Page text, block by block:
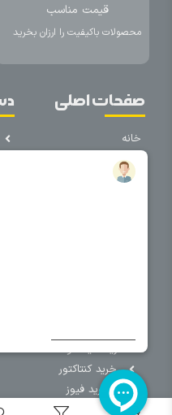
قیمت مناسب
محصولات باکیفیت را ارزان بخرید
صفحات اصلی
خانه
درباره ما
خرید کلید اتومات
خرید کنتاکتور
خرید فیوز
مینیاتوری